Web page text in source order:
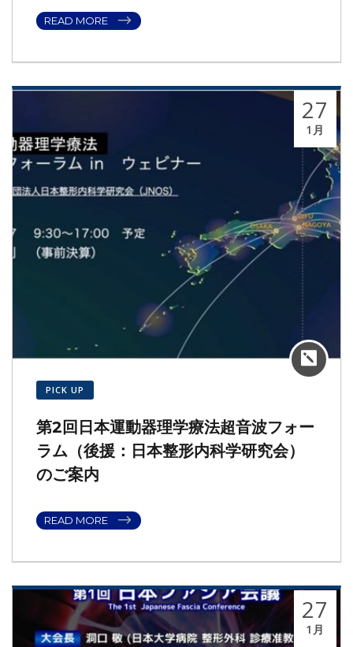
READ MORE
27
1月
PICK UP
第2回日本運動器理学療法超音波フォー
ラム（後援：日本整形内科学研究会）
のご案内
READ MORE
27
1月